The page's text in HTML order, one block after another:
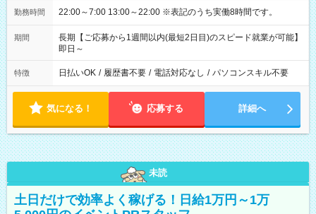
勤務時間 22:00～7:00 13:00～22:00 ※表記のうち実働8時間です。
期間
長期【ご応募から1週間以内(最短2日目)のスピード就業が可能】
即日～
特徴 日払いOK / 履歴書不要 / 電話対応なし / パソコンスキル不要
気になる！ 応募する 詳細へ
未読
土日だけで効率よく稼げる！日給1万円～1万